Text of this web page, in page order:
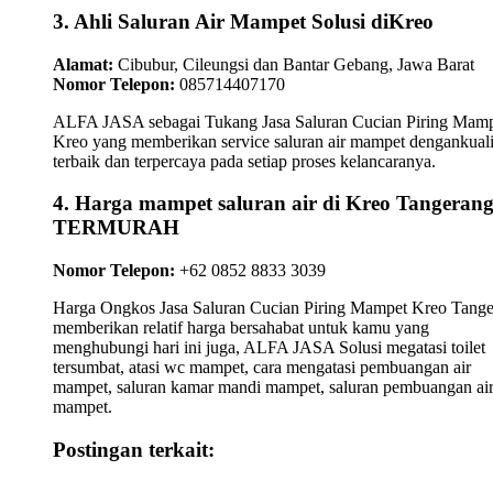
3. Ahli Saluran Air Mampet Solusi diKreo
Alamat: Cibubur, Cileungsi dan Bantar Gebang, Jawa Barat
Nomor Telepon: 085714407170
ALFA JASA sebagai Tukang Jasa Saluran Cucian Piring
Kreo yang memberikan service saluran air mampet
terbaik dan terpercaya pada setiap proses kelancaranya.
4. Harga mampet saluran air di Kreo Tangerang
TERMURAH
Nomor Telepon: +62 0852 8833 3039
Harga Ongkos Jasa Saluran Cucian Piring Mampet Kreo
memberikan relatif harga bersahabat untuk kamu yang
menghubungi hari ini juga, ALFA JASA Solusi megatasi toilet
tersumbat, atasi wc mampet, cara mengatasi pembuangan air
mampet, saluran kamar mandi mampet, saluran pembuangan air
mampet.
Postingan terkait: